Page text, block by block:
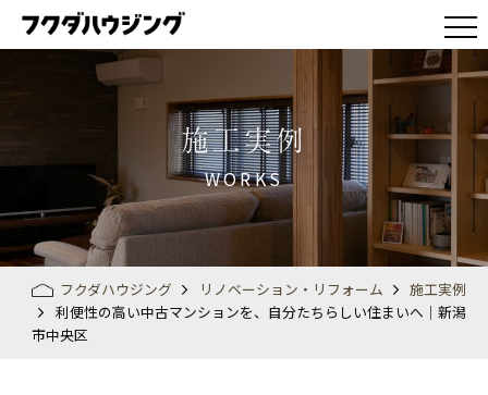
施工実例
WORKS
フクダハウジング リノベーション・リフォーム
施工実例
利便性の高い中古マンションを、自分たちらしい住まいへ│新潟
市中央区